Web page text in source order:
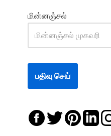
மின்னஞ்சல்